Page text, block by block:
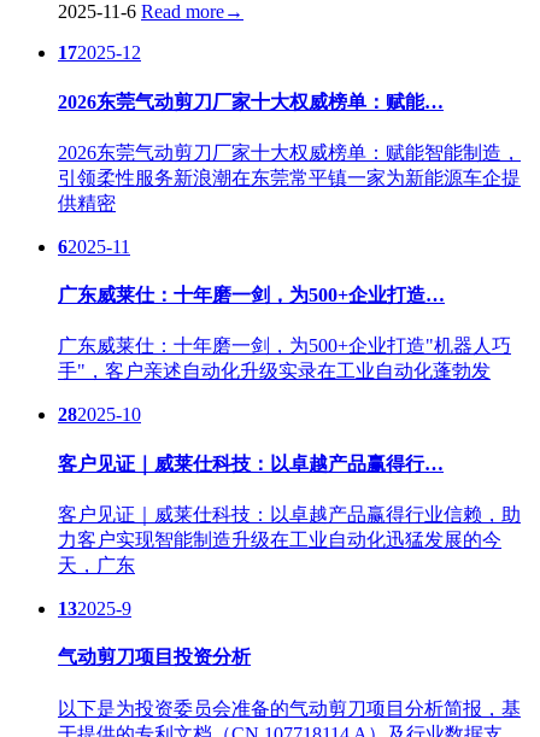
2025-11-6 Read more→
172025-12
2026东莞气动剪刀厂家十大权威榜单：赋能…
2026东莞气动剪刀厂家十大权威榜单：赋能智能制造，
引领柔性服务新浪潮在东莞常平镇一家为新能源车企提
供精密
62025-11
广东威莱仕：十年磨一剑，为500+企业打造…
广东威莱仕：十年磨一剑，为500+企业打造"机器人巧
手"，客户亲述自动化升级实录在工业自动化蓬勃发
282025-10
客户见证｜威莱仕科技：以卓越产品赢得行…
客户见证｜威莱仕科技：以卓越产品赢得行业信赖，助
力客户实现智能制造升级在工业自动化迅猛发展的今
天，广东
132025-9
气动剪刀项目投资分析
以下是为投资委员会准备的气动剪刀项目分析简报，基